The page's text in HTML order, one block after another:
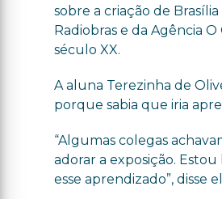
sobre a criação de
Radiobras e da Agência
século XX.
A aluna Terezinha de
porque sabia que iria
“Algumas colegas
adorar a exposição.
esse aprendizado”, disse